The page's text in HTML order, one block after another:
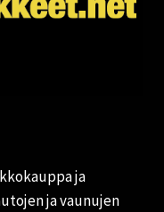
ja
ja vaunujen